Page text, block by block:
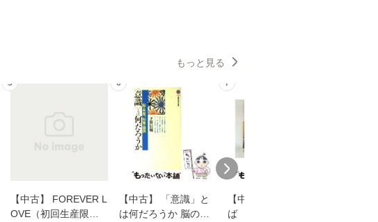
もっと見る
5
【中古】 FOREVER L
OVE（初回生産限定
6
【中古】 「意識」と
は何だろうか 脳の来
7
【中古】 耳をすませ
ば 〈2枚組〉 [DVD] /